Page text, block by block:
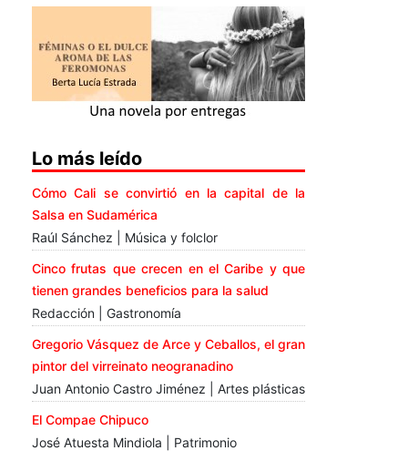
Lo más leído
Cómo Cali se convirtió en la capital de la
Salsa en Sudamérica
Raúl Sánchez | Música y folclor
Cinco frutas que crecen en el Caribe y que
tienen grandes beneficios para la salud
Redacción | Gastronomía
Gregorio Vásquez de Arce y Ceballos, el gran
pintor del virreinato neogranadino
Juan Antonio Castro Jiménez | Artes plásticas
El Compae Chipuco
José Atuesta Mindiola | Patrimonio